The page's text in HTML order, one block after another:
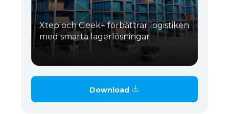
Xtep och Geek+ förbättrar logistiken
med smarta lagerlösningar
Download